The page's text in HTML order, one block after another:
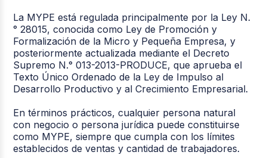
La MYPE está regulada principalmente por la Ley N.
° 28015, conocida como Ley de Promoción y
Formalización de la Micro y Pequeña Empresa, y
posteriormente actualizada mediante el Decreto
Supremo N.° 013-2013-PRODUCE, que aprueba el
Texto Único Ordenado de la Ley de Impulso al
Desarrollo Productivo y al Crecimiento Empresarial.
En términos prácticos, cualquier persona natural
con negocio o persona jurídica puede constituirse
como MYPE, siempre que cumpla con los límites
establecidos de ventas y cantidad de trabajadores.